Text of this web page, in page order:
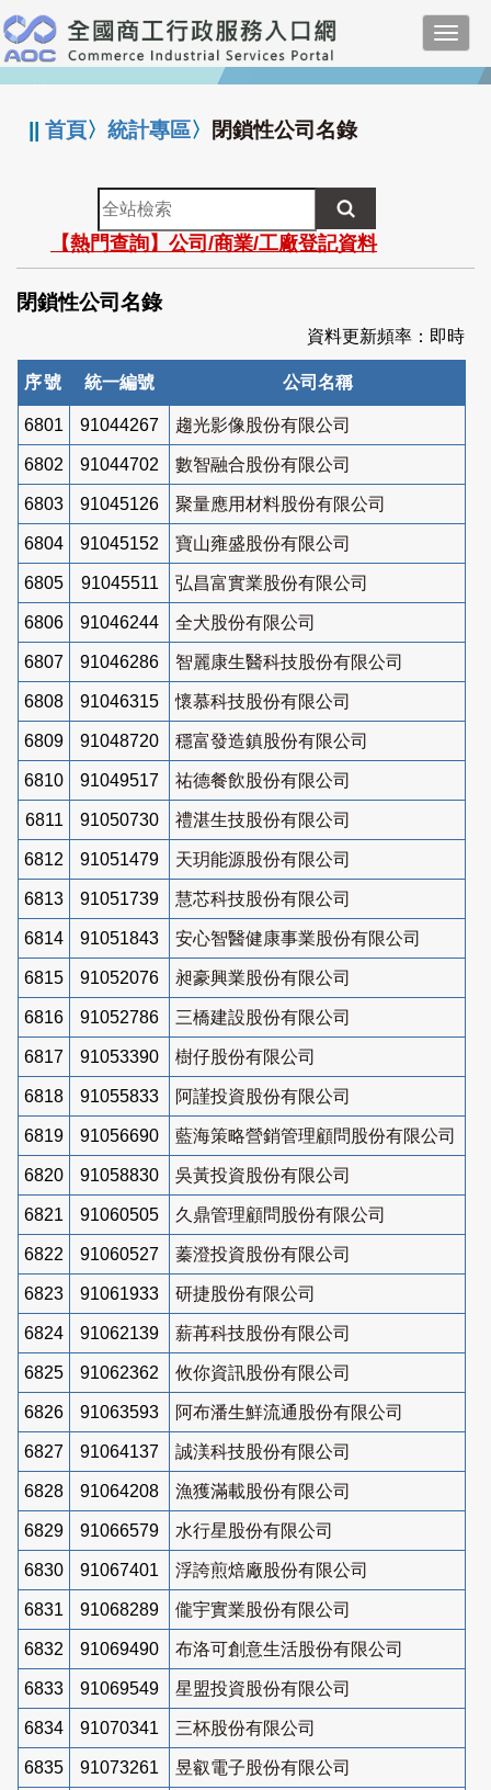
跳
到
主
要
:::
||首頁〉統計專區〉 閉鎖性公司名錄
全
站
檢
索
【熱門查詢】公司/商業/工廠登記資料
閉鎖性公司名錄
資料更新頻率：即時
序號 統一編號 公司名稱
6801 91044267 趨光影像股份有限公司
6802 91044702 數智融合股份有限公司
6803 91045126 聚量應用材料股份有限公司
6804 91045152 寶山雍盛股份有限公司
6805 91045511 弘昌富實業股份有限公司
6806 91046244 全犬股份有限公司
6807 91046286 智麗康生醫科技股份有限公司
6808 91046315 懷慕科技股份有限公司
6809 91048720 穩富發造鎮股份有限公司
6810 91049517 祐德餐飲股份有限公司
6811 91050730 禮湛生技股份有限公司
6812 91051479 天玥能源股份有限公司
6813 91051739 慧芯科技股份有限公司
6814 91051843 安心智醫健康事業股份有限公司
6815 91052076 昶豪興業股份有限公司
6816 91052786 三橋建設股份有限公司
6817 91053390 樹仔股份有限公司
6818 91055833 阿謹投資股份有限公司
6819 91056690 藍海策略營銷管理顧問股份有限公司
6820 91058830 吳黃投資股份有限公司
6821 91060505 久鼎管理顧問股份有限公司
6822 91060527 蓁澄投資股份有限公司
6823 91061933 研捷股份有限公司
6824 91062139 薪苒科技股份有限公司
6825 91062362 攸你資訊股份有限公司
6826 91063593 阿布潘生鮮流通股份有限公司
6827 91064137 誠渼科技股份有限公司
6828 91064208 漁獲滿載股份有限公司
6829 91066579 水行星股份有限公司
6830 91067401 浮誇煎焙廠股份有限公司
6831 91068289 儱宇實業股份有限公司
6832 91069490 布洛可創意生活股份有限公司
6833 91069549 星盟投資股份有限公司
6834 91070341 三杯股份有限公司
6835 91073261 昱叡電子股份有限公司